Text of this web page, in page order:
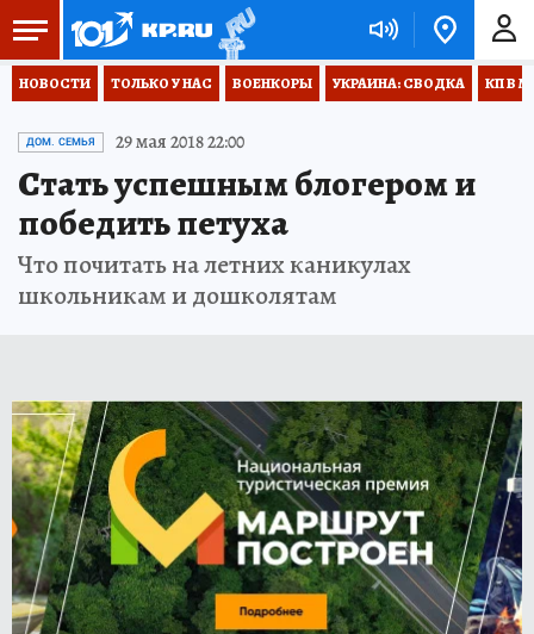
НОВОСТИ ТОЛЬКО У НАС ВОЕНКОРЫ УКРАИНА: СВОДКА КП В
ДОМ. СЕМЬЯ 29 мая 2018 22:00
Стать успешным блогером и
победить петуха
Что почитать на летних каникулах
школьникам и дошколятам